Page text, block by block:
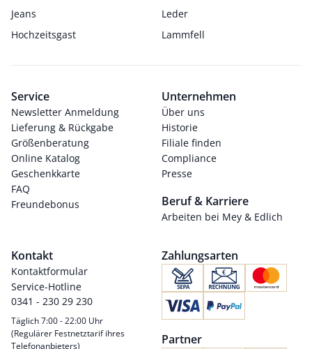
Jeans
Leder
Hochzeitsgast
Lammfell
Service
Newsletter Anmeldung
Lieferung & Rückgabe
Größenberatung
Online Katalog
Geschenkkarte
FAQ
Freundebonus
Unternehmen
Über uns
Historie
Filiale finden
Compliance
Presse
Beruf & Karriere
Arbeiten bei Mey & Edlich
Kontakt
Kontaktformular
Service-Hotline
0341 - 230 29 230
Täglich 7:00 - 22:00 Uhr
(Regulärer Festnetztarif ihres
Telefonanbieters)
Zahlungsarten
Partner